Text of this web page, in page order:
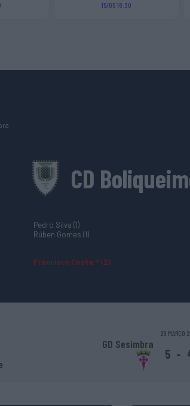
15/05 18:30
CD
Pedro Silva (1)
Rúben Gomes (1)
Francisco Costa ® (2)
29 MARÇO
GD Sesimbra
5 -